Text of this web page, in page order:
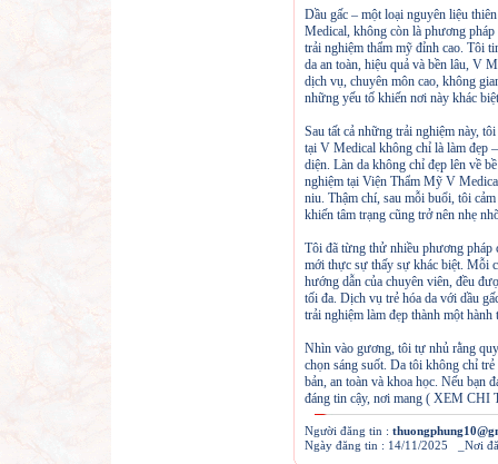
Dầu gấc – một loại nguyên liệu
Medical, không còn là phương
trải nghiệm thẩm mỹ đỉnh cao. Tôi
da an toàn, hiệu quả và bền lâu, V
dịch vụ, chuyên môn cao, không
những yếu tố khiến nơi này khác
Sau tất cả những trải nghiệm này,
tại V Medical không chỉ là làm đẹp
diện. Làn da không chỉ đẹp lên về
nghiệm tại Viện Thẩm Mỹ V
niu. Thậm chí, sau mỗi buổi, tôi
khiến tâm trạng cũng trở nên nhẹ
Tôi đã từng thử nhiều phương
mới thực sự thấy sự khác biệt. Mỗi
hướng dẫn của chuyên viên, đều
tối đa. Dịch vụ trẻ hóa da với dầu
trải nghiệm làm đẹp thành một
Nhìn vào gương, tôi tự nhủ rằng
chọn sáng suốt. Da tôi không chỉ
bản, an toàn và khoa học. Nếu bạn
đáng tin cậy, nơi mang ( XEM
Người đăng tin :
Ngày đăng tin : 14/11/2025 _Nơi